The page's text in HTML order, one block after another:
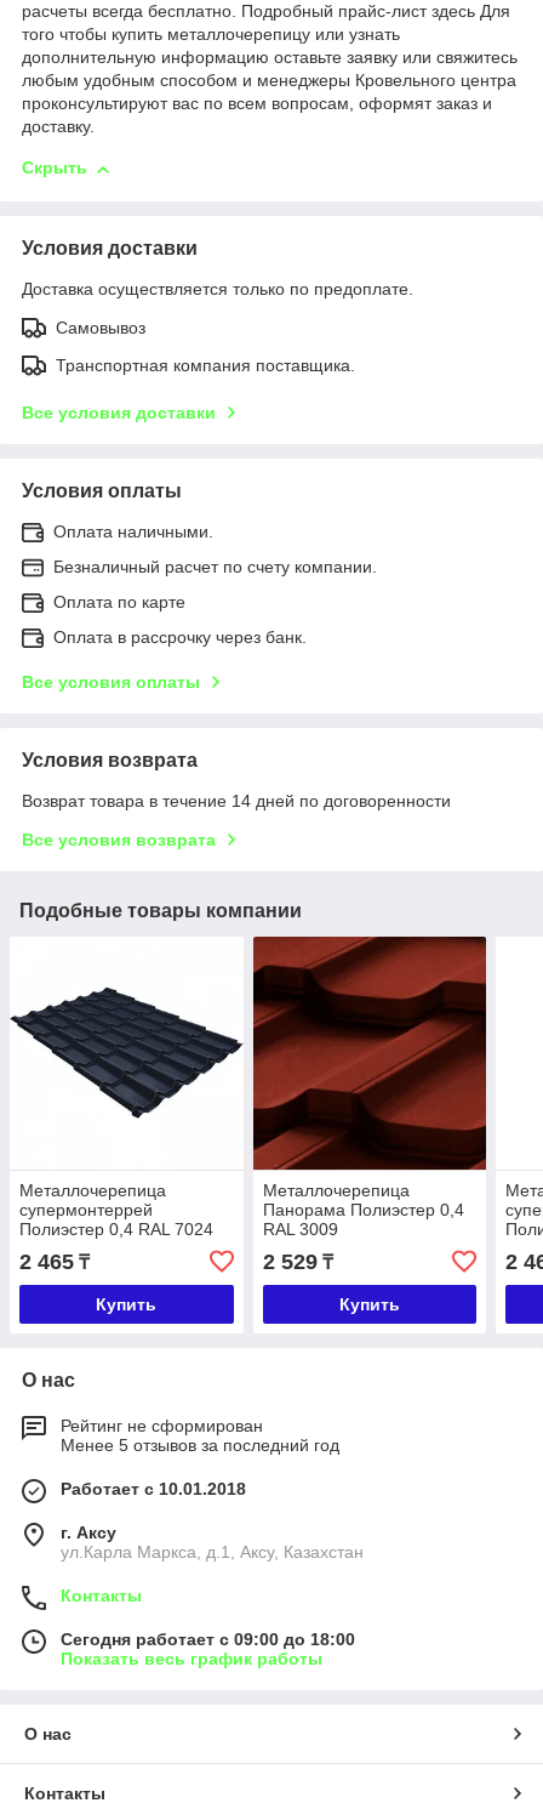
расчеты всегда бесплатно. Подробный прайс-лист здесь Для
того чтобы купить металлочерепицу или узнать
дополнительную информацию оставьте заявку или свяжитесь
любым удобным способом и менеджеры Кровельного центра
проконсультируют вас по всем вопросам, оформят заказ и
доставку.
Скрыть
Условия доставки
Доставка осуществляется только по предоплате.
Самовывоз
Транспортная компания поставщика.
Все условия доставки
Условия оплаты
Оплата наличными.
Безналичный расчет по счету компании.
Оплата по карте
Оплата в рассрочку через банк.
Все условия оплаты
Условия возврата
Возврат товара в течение 14 дней по договоренности
Все условия возврата
Подобные товары компании
Металлочерепица
супермонтеррей
Полиэстер 0,4 RAL 7024
2 465 ₸
Купить
Металлочерепица
Панорама Полиэстер 0,4
RAL 3009
2 529₸
Купить
2
О нас
Рейтинг не сформирован
Менее 5 отзывов за последний год
Работает с 10.01.2018
г. Аксу
ул.Карла Маркса, д.1, Аксу, Казахстан
Контакты
Сегодня работает с 09:00 до 18:00
Показать весь график работы
О нас
Контакты